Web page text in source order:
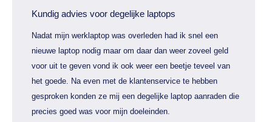
Kundig advies voor degelijke laptops
Nadat mijn werklaptop was overleden had ik snel een
nieuwe laptop nodig maar om daar dan weer zoveel geld
voor uit te geven vond ik ook weer een beetje teveel van
het goede. Na even met de klantenservice te hebben
gesproken konden ze mij een degelijke laptop aanraden die
precies goed was voor mijn doeleinden.